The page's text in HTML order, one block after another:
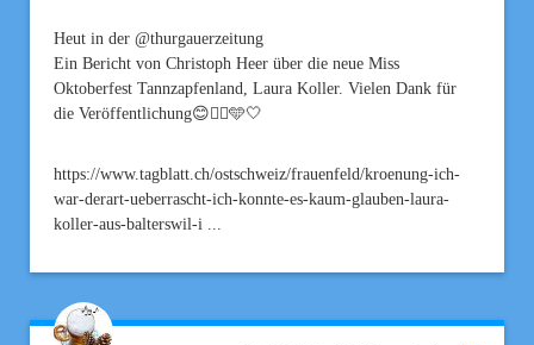
Heut in der @thurgauerzeitung
Ein Bericht von Christoph Heer über die neue Miss
Oktoberfest Tannzapfenland, Laura Koller. Vielen Dank für
die Veröffentlichung😊👌🏽🩵🤍
https://www.tagblatt.ch/ostschweiz/frauenfeld/kroenung-ich-
war-derart-ueberrascht-ich-konnte-es-kaum-glauben-laura-
koller-aus-balterswil-i ...